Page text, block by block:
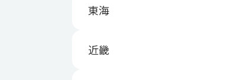
東海
近畿